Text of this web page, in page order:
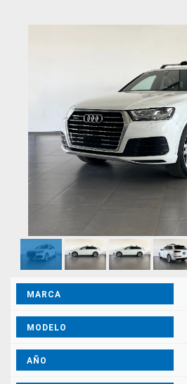
MARCA
MODELO
AÑO